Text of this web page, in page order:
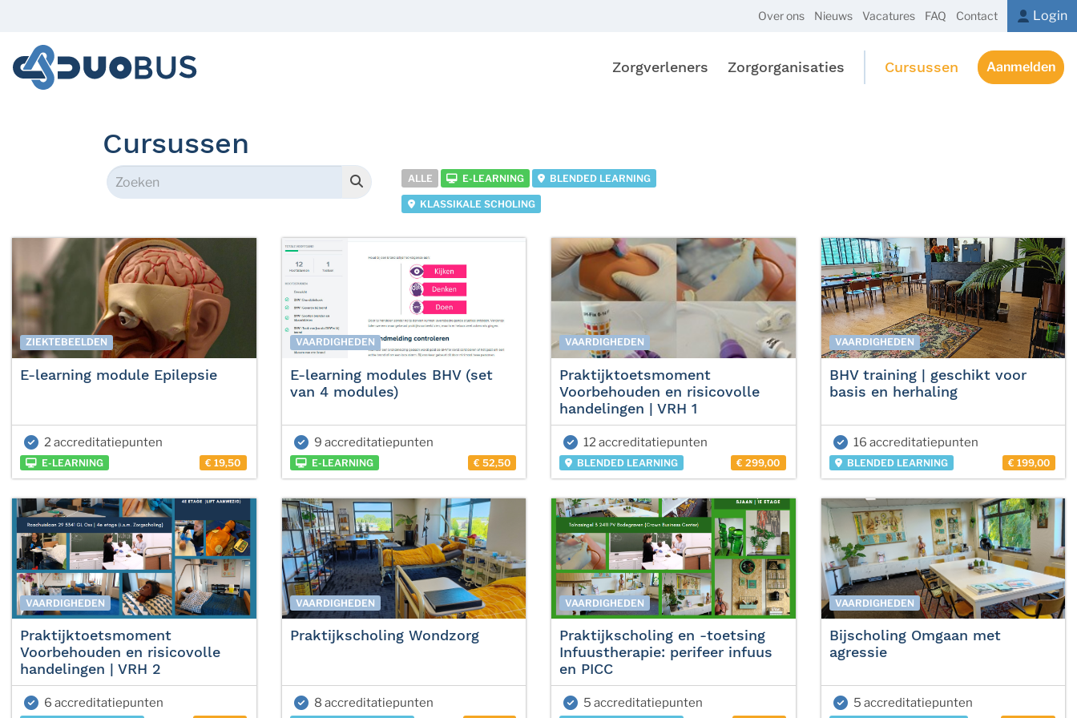
Over ons Nieuws Vacatures FAQ Contact Login
Zorgverleners Zorgorganisaties Cursussen Aanmelden
Cursussen
ALLE E-LEARNING BLENDED LEARNING
KLASSIKALE SCHOLING
ZIEKTEBEELDEN
E-learning module Epilepsie
2 accreditatiepunten
E-LEARNING € 19,50
VAARDIGHEDEN
E-learning modules BHV (set
van 4 modules)
9 accreditatiepunten
E-LEARNING € 52,50
VAARDIGHEDEN
Praktijktoetsmoment
Voorbehouden en risicovolle
handelingen | VRH 1
12 accreditatiepunten
BLENDED LEARNING € 299,00
VAARDIGHEDEN
BHV training | geschikt voor
basis en herhaling
16 accreditatiepunten
BLENDED LEARNING € 199,00
VAARDIGHEDEN
Praktijktoetsmoment
Voorbehouden en risicovolle
handelingen | VRH 2
6 accreditatiepunten
VAARDIGHEDEN
Praktijkscholing Wondzorg
8 accreditatiepunten
VAARDIGHEDEN
Praktijkscholing en -toetsing
Infuustherapie: perifeer infuus
en PICC
5 accreditatiepunten
VAARDIGHEDEN
Bijscholing Omgaan met
agressie
5 accreditatiepunten